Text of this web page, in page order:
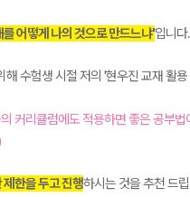
를 어떻게 나의 것으로 만드느냐'입니다.
수험생 시절 저의 '현우진 교재 활
커리큘럼에도 적용하면 좋은 공부
한을 두고 진행하시는 것을 추천 드